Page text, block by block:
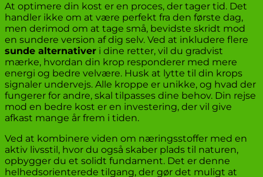
At optimere din kost er en proces, der tager tid. Det
handler ikke om at være perfekt fra den første dag,
men derimod om at tage små, bevidste skridt mod
en sundere version af dig selv. Ved at inkludere flere
sunde alternativer i dine retter, vil du gradvist
mærke, hvordan din krop responderer med mere
energi og bedre velvære. Husk at lytte til din krops
signaler undervejs. Alle kroppe er unikke, og hvad der
fungerer for andre, skal tilpasses dine behov. Din rejse
mod en bedre kost er en investering, der vil give
afkast mange år frem i tiden.
Ved at kombinere viden om næringsstoffer med en
aktiv livsstil, hvor du også skaber plads til naturen,
opbygger du et solidt fundament. Det er denne
helhedsorienterede tilgang, der gør det muligt at